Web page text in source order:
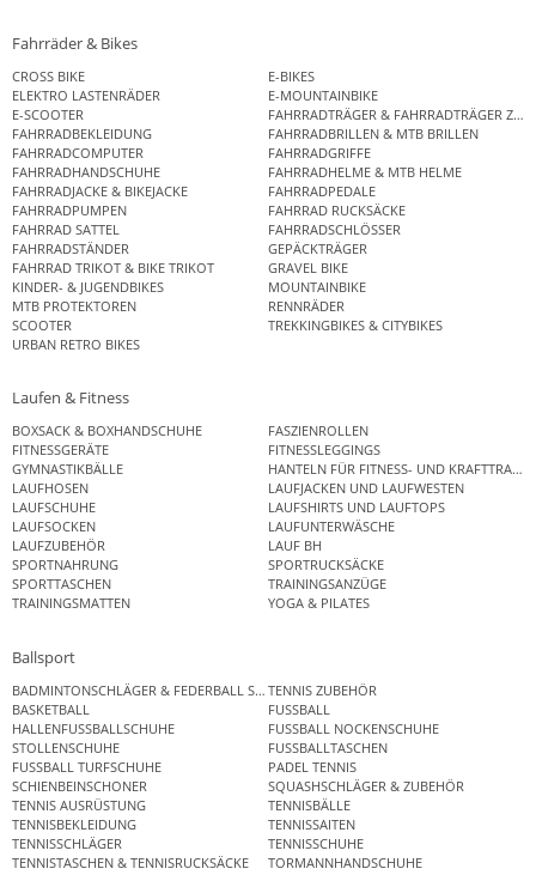
Fahrräder & Bikes
CROSS BIKE
E-BIKES
ELEKTRO LASTENRÄDER
E-MOUNTAINBIKE
E-SCOOTER
FAHRRADTRÄGER & FAHRRADTRÄGER
FAHRRADBEKLEIDUNG
FAHRRADBRILLEN & MTB BRILLEN
FAHRRADCOMPUTER
FAHRRADGRIFFE
FAHRRADHANDSCHUHE
FAHRRADHELME & MTB HELME
FAHRRADJACKE & BIKEJACKE
FAHRRADPEDALE
FAHRRADPUMPEN
FAHRRAD RUCKSÄCKE
FAHRRAD SATTEL
FAHRRADSCHLÖSSER
FAHRRADSTÄNDER
GEPÄCKTRÄGER
FAHRRAD TRIKOT & BIKE TRIKOT
GRAVEL BIKE
KINDER- & JUGENDBIKES
MOUNTAINBIKE
MTB PROTEKTOREN
RENNRÄDER
SCOOTER
TREKKINGBIKES & CITYBIKES
URBAN RETRO BIKES
Laufen & Fitness
BOXSACK & BOXHANDSCHUHE
FASZIENROLLEN
FITNESSGERÄTE
FITNESSLEGGINGS
GYMNASTIKBÄLLE
HANTELN FÜR FITNESS- UND
LAUFHOSEN
LAUFJACKEN UND LAUFWESTEN
LAUFSCHUHE
LAUFSHIRTS UND LAUFTOPS
LAUFSOCKEN
LAUFUNTERWÄSCHE
LAUFZUBEHÖR
LAUF BH
SPORTNAHRUNG
SPORTRUCKSÄCKE
SPORTTASCHEN
TRAININGSANZÜGE
TRAININGSMATTEN
YOGA & PILATES
Ballsport
BADMINTONSCHLÄGER & FEDERBALL SETSTENNIS ZUBEHÖR
BASKETBALL
FUSSBALL
HALLENFUSSBALLSCHUHE
FUSSBALL NOCKENSCHUHE
STOLLENSCHUHE
FUSSBALLTASCHEN
FUSSBALL TURFSCHUHE
PADEL TENNIS
SCHIENBEINSCHONER
SQUASHSCHLÄGER & ZUBEHÖR
TENNIS AUSRÜSTUNG
TENNISBÄLLE
TENNISBEKLEIDUNG
TENNISSAITEN
TENNISSCHLÄGER
TENNISSCHUHE
TENNISTASCHEN & TENNISRUCKSÄCKE
TORMANNHANDSCHUHE